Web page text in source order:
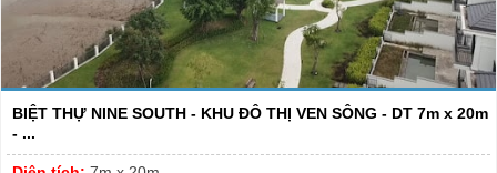
BIỆT THỰ NINE SOUTH - KHU ĐÔ THỊ VEN SÔNG - DT 7m x 20m
- ...